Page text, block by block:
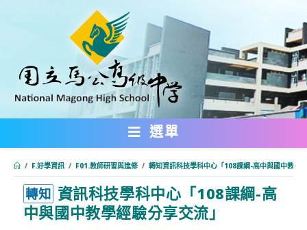
內
選單
/ F.好學資訊 / F01.教師研習與進修 / 轉知資訊科技學科中心「108課綱-高中與國中教學
轉知 資訊科技學科中心「108課綱-高
中與國中教學經驗分享交流」